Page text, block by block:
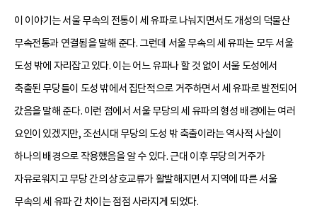
이 이야기는 서울 무속의 전통이 세 유파로 나눠지면서도 개성의 덕물산
무속전통과 연결됨을 말해 준다. 그런데 서울 무속의 세 유파는 모두 서울
도성 밖에 자리잡고 있다. 이는 어느 유파나 할 것 없이 서울 도성에서
축출된 무당들이 도성 밖에서 집단적으로 거주하면서 세 유파로 발전되어
갔음을 말해 준다. 이런 점에서 서울 무당의 세 유파의 형성 배경에는 여러
요인이 있겠지만, 조선시대 무당의 도성 밖 축출이라는 역사적 사실이
하나의 배경으로 작용했음을 알 수 있다. 근대 이후 무당의 거주가
자유로워지고 무당 간의 상호교류가 활발해지면서 지역에 따른 서울
무속의 세 유파 간 차이는 점점 사라지게 되었다.